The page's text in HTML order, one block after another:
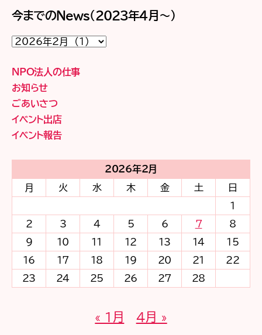
今までのNews（2023年4月～）
今
ま
の
News（2023
年
月
～）
NPO法人の仕事
お知らせ
ごあいさつ
イベント出店
イベント報告
2026年2月
月
火 水 木 金 土
日
1
2
3 4 5 6 7
8
9
10 11 12 13 14
15
16
17 18 19 20 21
22
23
24 25 26 27 28
« 1月 4月 »